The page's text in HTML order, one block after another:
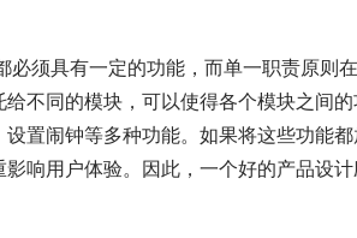
必须具有一定的功能，而单一职责原则在
不同的模块，可以使得各个模块之间的
置闹钟等多种功能。如果将这些功能都
响用户体验。因此，一个好的产品设计